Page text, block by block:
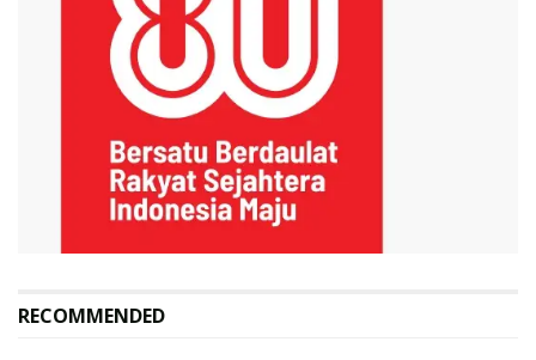
RECOMMENDED